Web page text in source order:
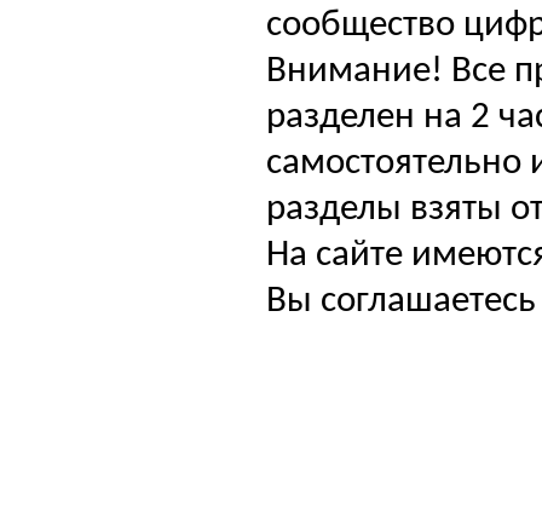
сообщество
Внимание! Все
разделен на 2
самостоятельно
разделы взяты
На сайте
Вы